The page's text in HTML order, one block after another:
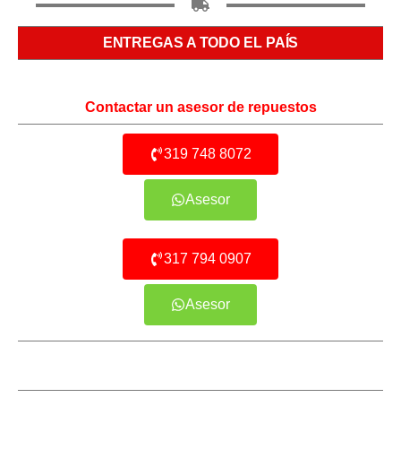
ENTREGAS A TODO EL PAÍS
Contactar un asesor de repuestos
319 748 8072
Asesor
317 794 0907
Asesor